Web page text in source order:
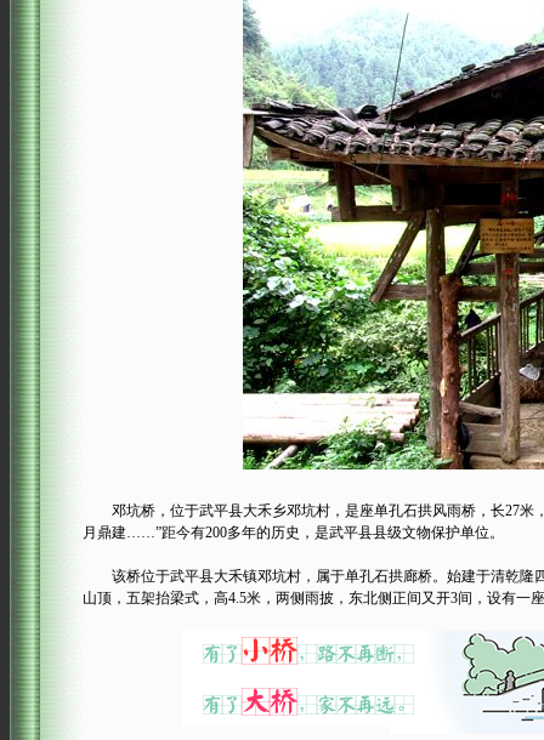
邓坑桥，位于武平县大禾乡邓坑村，是座单孔石拱风雨桥，长27米
月鼎建……”距今有200多年的历史，是武平县县级文物保护单位。
该桥位于武平县大禾镇邓坑村，属于单孔石拱廊桥。始建于清乾隆
山顶，五架抬梁式，高4.5米，两侧雨披，东北侧正间又开3间，设有